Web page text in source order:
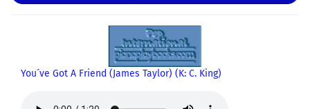
You´ve Got A Friend (James Taylor) (K: C. King)